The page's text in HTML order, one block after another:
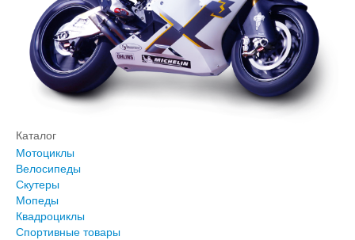
Каталог
Мотоциклы
Велосипеды
Скутеры
Мопеды
Квадроциклы
Спортивные товары